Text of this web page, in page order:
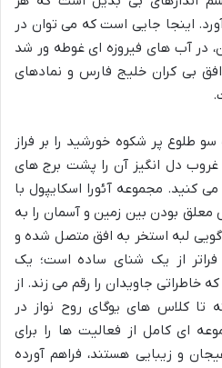
اینجا جایی است که می توان در
زمین، در آب های فیروزه ای غوطه ور شد
افق بی کران خلیج فارس و نمادهای
طلوع پر شکوه خورشید را بر فراز
غروب دل انگیز آن را پشت برج های
کنید. مجموعه آئورا اسکایپول با
بودن بین زمین و آسمان را به
لبه استخر به افق متصل شده و
از یک شنای ساده است؛ یک
جاویدان را رقم می زند. از
تا کلاس های یوگای روح نواز در
ای کامل از فعالیت ها را برای
و زیبایی هستند، فراهم آورده